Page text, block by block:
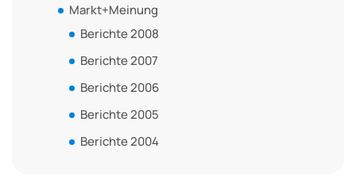
Markt+Meinung
Berichte 2008
Berichte 2007
Berichte 2006
Berichte 2005
Berichte 2004